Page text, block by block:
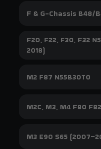
do88:s komponenter det
bilens grundläggande
BMW
högprestandakylare
do88 Oljekylare &
F & G-Chassis B48/
F20, F22, F30, F32
2018)
M2 F87 N55B30T0
M2C, M3, M4 F80
M3 E90 S65